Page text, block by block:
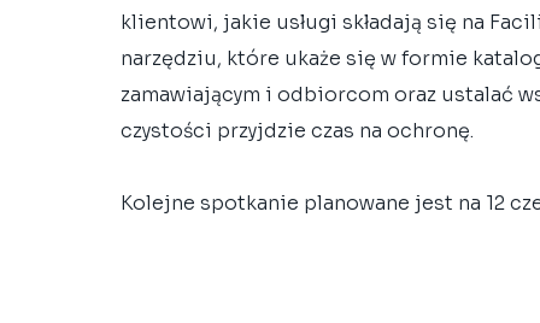
klientowi, jakie usługi składają się na
narzędziu, które ukaże się w formie
zamawiającym i odbiorcom oraz ustalać
czystości przyjdzie czas na ochronę.
Kolejne spotkanie planowane jest na 12